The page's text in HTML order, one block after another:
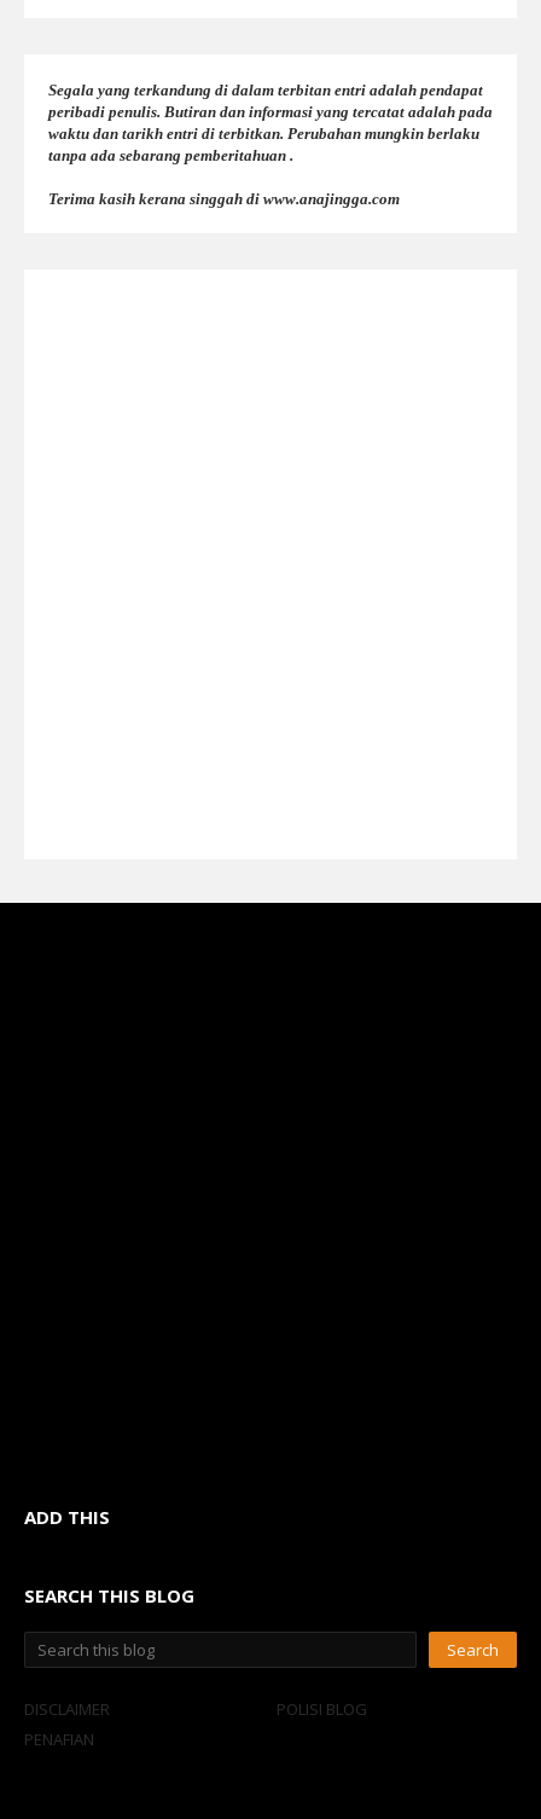
Segala yang terkandung di dalam terbitan entri adalah pendapat
peribadi penulis. Butiran dan informasi yang tercatat adalah pada
waktu dan tarikh entri di terbitkan. Perubahan mungkin berlaku
tanpa ada sebarang pemberitahuan .
Terima kasih kerana singgah di www.anajingga.com
ADD THIS
SEARCH THIS BLOG
DISCLAIMER
POLISI BLOG
PENAFIAN